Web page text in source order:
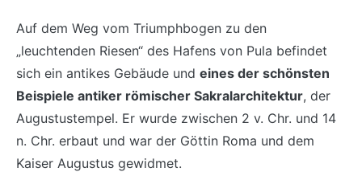
Auf dem Weg vom Triumphbogen zu den
„leuchtenden Riesen“ des Hafens von Pula befindet
sich ein antikes Gebäude und eines der schönsten
Beispiele antiker römischer Sakralarchitektur, der
Augustustempel. Er wurde zwischen 2 v. Chr. und 14
n. Chr. erbaut und war der Göttin Roma und dem
Kaiser Augustus gewidmet.